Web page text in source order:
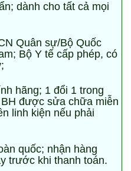
dành cho tất cả mọi
Quân sự/Bộ Quốc
Bộ Y tế cấp phép, có
hãng; 1 đổi 1 trong
được sửa chữa miễn
linh kiện nếu phải
quốc; nhận hàng
trước khi thanh toán.